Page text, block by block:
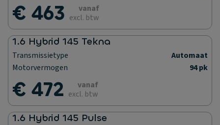
€ 463
vanaf
excl. btw
1.6 Hybrid 145 Tekna
Transmissietype
Automaat
Motorvermogen
94 pk
€ 472
vanaf
excl. btw
1.6 Hybrid 145 Pulse